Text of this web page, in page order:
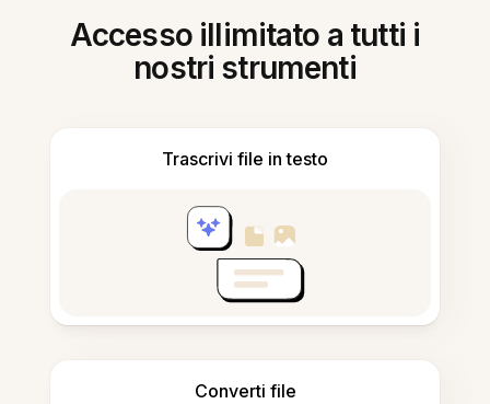
Accesso illimitato a tutti i
nostri strumenti
Trascrivi file in testo
Converti file